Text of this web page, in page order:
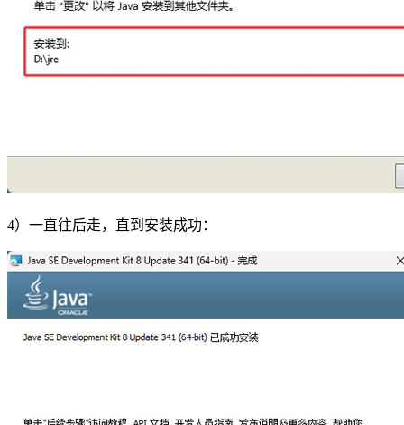
4）一直往后走，直到安装成功：